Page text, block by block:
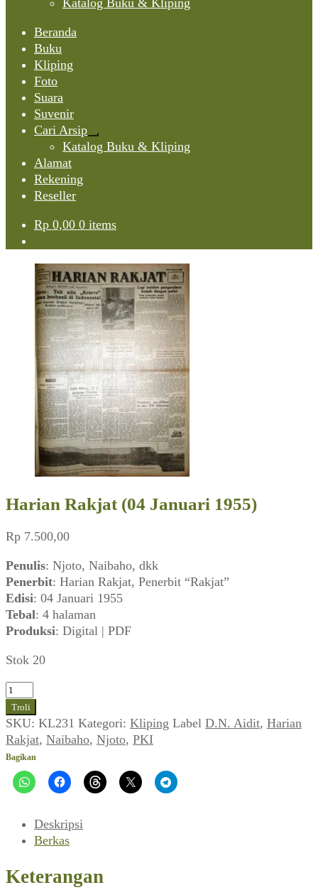
Katalog Buku & Kliping
Beranda
Buku
Kliping
Foto
Suara
Suvenir
Cari Arsip
Expand
child
Katalog Buku & Kliping
Alamat
Rekening
Reseller
Rp 0,00 0 items
Harian Rakjat (04 Januari 1955)
Rp 7.500,00
Penulis: Njoto, Naibaho, dkk
Penerbit: Harian Rakjat, Penerbit “Rakjat”
Edisi: 04 Januari 1955
Tebal: 4 halaman
Produksi: Digital | PDF
Stok 20
Kuantitas
Harian
Rakjat
(04
Januari
1955)
Troli
SKU: KL231 Kategori: Kliping Label D.N. Aidit, Harian
Rakjat, Naibaho, Njoto, PKI
Bagikan
Deskripsi
Berkas
Keterangan